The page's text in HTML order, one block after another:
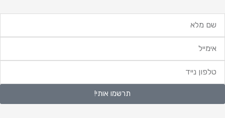
מלא
נייד
תרשמו אותי!